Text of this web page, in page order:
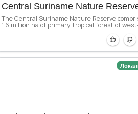
Central Suriname Nature
The Central Suriname Nature Reserve
1.6 million ha of primary tropical forest of